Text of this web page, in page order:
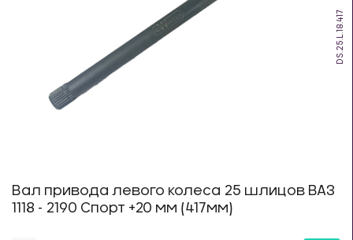
DS.25.L.18.417
Вал привода левого колеса 25 шлицов ВАЗ
1118 - 2190 Спорт +20 мм (417мм)